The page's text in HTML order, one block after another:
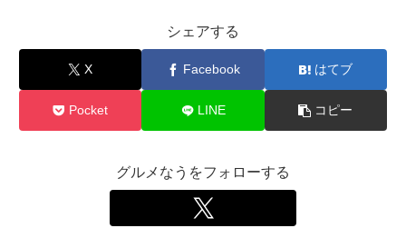
シェアする
X Facebook はてブ
Pocket LINE コピー
グルメなうをフォローする